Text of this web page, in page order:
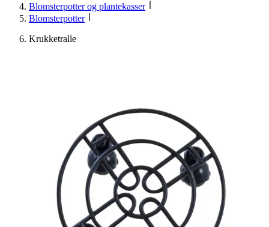
Blomsterpotter og plantekasser
Blomsterpotter
Krukketralle